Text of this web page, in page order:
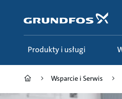
głównej
zawartości
Produkty i usługi
Wsparcie i Serwis